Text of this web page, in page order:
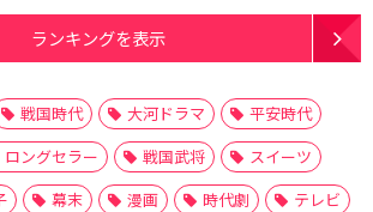
ランキングを表示
戦国時代 大河ドラマ
平安時代
ロングセラー 戦国武将
スイーツ
幕末 漫画 時代劇
テレビ